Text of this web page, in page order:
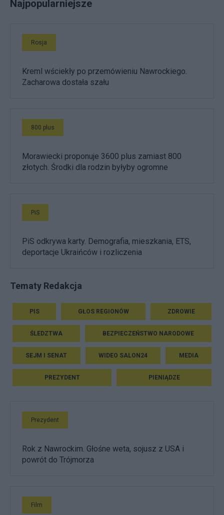
Najpopularniejsze
Rosja
Kreml wściekły po przemówieniu Nawrockiego.
Zacharowa dostała szału
800 plus
Morawiecki proponuje 3600 plus zamiast 800
złotych. Środki dla rodzin byłyby ogromne
PiS
PiS odkrywa karty. Demografia, mieszkania, ETS,
deportacje Ukraińców i rozliczenia
Tematy Redakcja
PIS GŁOS REGIONÓW ZDROWIE
ŚLEDZTWA BEZPIECZEŃSTWO NARODOWE
SEJM I SENAT WIDEO SALON24 MEDIA
PREZYDENT PIENIĄDZE
Prezydent
Rok z Nawrockim. Głośne weta, sojusz z USA i
powrót do Trójmorza
Film